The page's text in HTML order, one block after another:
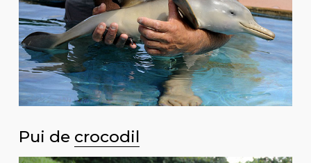
Pui de crocodil